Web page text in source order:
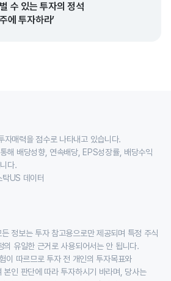
수 있는 투자의 정석
에 투자하라’
자매력을 점수로 나타내고 있습니다.
해 배당성향, 연속배당, EPS성장률, 배당수익
다.
US 데이터
정보는 투자 참고용으로만 제공되며 특정 주식
의 유일한 근거로 사용되어서는 안 됩니다.
이 따르므로 투자 전 개인의 투자목표와
본인 판단에 따라 투자하시기 바라며, 당사는